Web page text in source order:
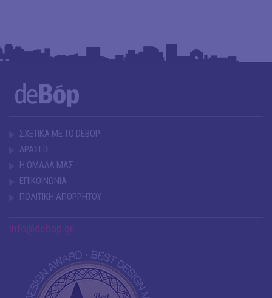
ΣΧΕΤΙΚΑ ΜΕ ΤΟ DEBOP
ΔΡΑΣΕΙΣ
Η ΟΜΑΔΑ ΜΑΣ
ΕΠΙΚΟΙΝΩΝΙΑ
ΠΟΛΙΤΙΚΗ ΑΠΟΡΡΗΤΟΥ
info@debop.gr